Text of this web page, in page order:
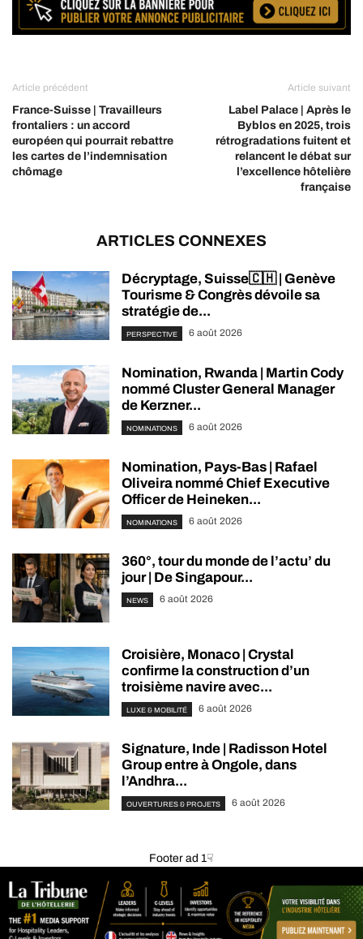
Article précédent
France-Suisse | Travailleurs
frontaliers : un accord
européen qui pourrait rebattre
les cartes de l’indemnisation
chômage
Article suivant
Label Palace | Après le
Byblos en 2025, trois
rétrogradations fuitent et
relancent le débat sur
l’excellence hôtelière
française
ARTICLES CONNEXES
Décryptage, Suisse🇨🇭 | Genève
Tourisme & Congrès dévoile sa
stratégie de...
PERSPECTIVE 6 août 2026
Nomination, Rwanda | Martin Cody
nommé Cluster General Manager
de Kerzner...
NOMINATIONS 6 août 2026
Nomination, Pays-Bas | Rafael
Oliveira nommé Chief Executive
Officer de Heineken...
NOMINATIONS 6 août 2026
360°, tour du monde de l’actu’ du
jour | De Singapour...
NEWS 6 août 2026
Croisière, Monaco | Crystal
confirme la construction d’un
troisième navire avec...
LUXE & MOBILITÉ 6 août 2026
Signature, Inde | Radisson Hotel
Group entre à Ongole, dans
l’Andhra...
OUVERTURES & PROJETS 6 août 2026
Footer ad 1☟